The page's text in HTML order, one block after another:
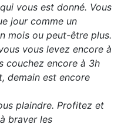
vous est donné. Vous
jour comme un
mois ou peut-être plus.
vous levez encore à
couchez encore à 3h
demain est encore
plaindre. Profitez et
braver les